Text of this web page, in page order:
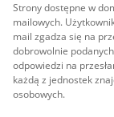
Strony dostępne w
mailowych.
mail zgadza się na
dobrowolnie
odpowiedzi na
każdą z jednostek
osobowych.